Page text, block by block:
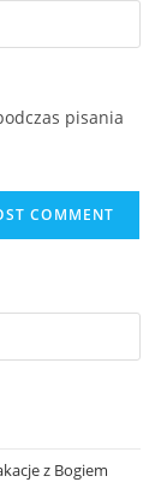
pisania
z Bogiem